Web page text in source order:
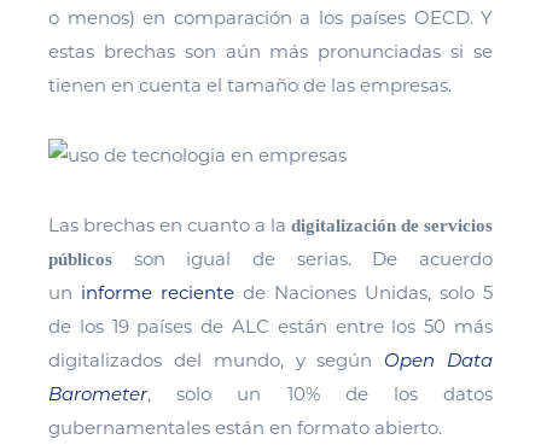
o menos) en comparación a los países OECD. Y
estas brechas son aún más pronunciadas si se
tienen en cuenta el tamaño de las empresas.
Las brechas en cuanto a la digitalización de servicios
públicos son igual de serias. De acuerdo
un informe reciente de Naciones Unidas, solo 5
de los 19 países de ALC están entre los 50 más
digitalizados del mundo, y según Open Data
Barometer, solo un 10% de los datos
gubernamentales están en formato abierto.